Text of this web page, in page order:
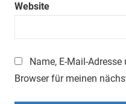
Website
Name, E-Mail-
Browser für meinen